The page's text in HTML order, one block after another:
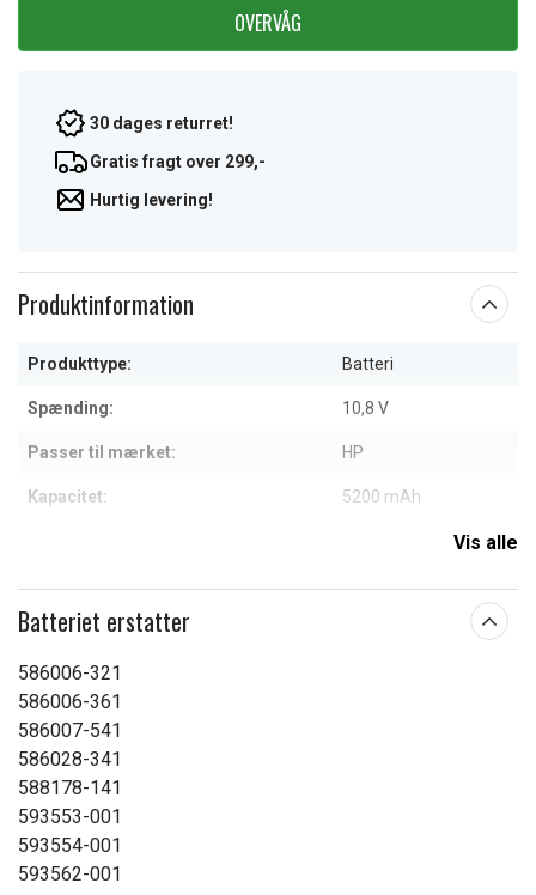
OVERVÅG
30 dages returret!
Gratis fragt over 299,-
Hurtig levering!
Produktinformation
Produkttype: Batteri
Spænding: 10,8 V
Passer til mærket: HP
Kapacitet: 5200 mAh
Vis alle
Batteriet erstatter
586006-321
586006-361
586007-541
586028-341
588178-141
593553-001
593554-001
593562-001